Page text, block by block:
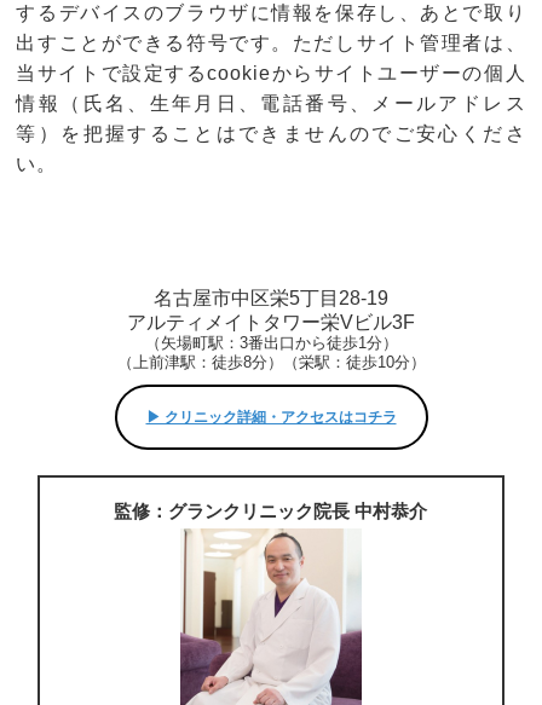
するデバイスのブラウザに情報を保存し、あとで取り
出すことができる符号です。ただしサイト管理者は、
当サイトで設定するcookieからサイトユーザーの個人
情報（氏名、生年月日、電話番号、メールアドレス
等）を把握することはできませんのでご安心くださ
い。
名古屋市中区栄5丁目28-19
アルティメイトタワー栄Vビル3F
（矢場町駅：3番出口から徒歩1分）
（上前津駅：徒歩8分）（栄駅：徒歩10分）
▶︎ クリニック詳細・アクセスはコチラ
監修：グランクリニック院長 中村恭介